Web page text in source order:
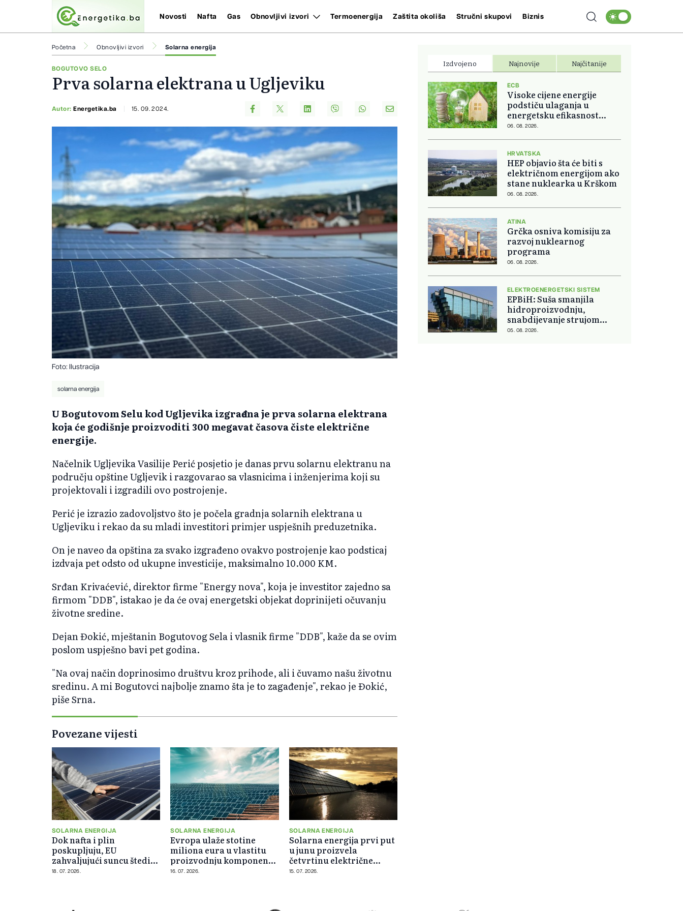
Novosti Nafta Gas Obnovljivi izvori Termoenergija Zaštita okoliša Stručni skupovi Biznis
Početna Obnovljivi izvori Solarna energija
BOGUTOVO SELO
Prva solarna elektrana u Ugljeviku
Autor:Energetika.ba 15. 09. 2024.
Foto: Ilustracija
solarna energija
U Bogutovom Selu kod Ugljevika izgrađena je prva solarna elektrana
koja će godišnje proizvoditi 300 megavat časova čiste električne
energije.
Načelnik Ugljevika Vasilije Perić posjetio je danas prvu solarnu elektranu na
području opštine Ugljevik i razgovarao sa vlasnicima i inženjerima koji su
projektovali i izgradili ovo postrojenje.
Perić je izrazio zadovoljstvo što je počela gradnja solarnih elektrana u
Ugljeviku i rekao da su mladi investitori primjer uspješnih preduzetnika.
On je naveo da opština za svako izgrađeno ovakvo postrojenje kao podsticaj
izdvaja pet odsto od ukupne investicije, maksimalno 10.000 KM.
Srđan Krivaćević, direktor firme "Energy nova", koja je investitor zajedno sa
firmom "DDB", istakao je da će ovaj energetski objekat doprinijeti očuvanju
životne sredine.
Dejan Đokić, mještanin Bogutovog Sela i vlasnik firme "DDB", kaže da se ovim
poslom uspješno bavi pet godina.
"Na ovaj način doprinosimo društvu kroz prihode, ali i čuvamo našu životnu
sredinu. A mi Bogutovci najbolje znamo šta je to zagađenje", rekao je Đokić,
piše Srna.
Povezane vijesti
SOLARNA ENERGIJA
Dok nafta i plin
poskupljuju, EU
zahvaljujući suncu štedi
milijarde
18. 07. 2026.
SOLARNA ENERGIJA
Evropa ulaže stotine
miliona eura u vlastitu
proizvodnju komponenti
za solarne panele
16. 07. 2026.
SOLARNA ENERGIJA
Solarna energija prvi put
u junu proizvela
četvrtinu električne
energije u EU
15. 07. 2026.
Izdvojeno Najnovije Najčitanije
ECB
Visoke cijene energije
podstiču ulaganja u
energetsku efikasnost
domova
06. 08. 2026.
HRVATSKA
HEP objavio šta će biti s
električnom energijom ako
stane nuklearka u Krškom
06. 08. 2026.
ATINA
Grčka osniva komisiju za
razvoj nuklearnog
programa
06. 08. 2026.
ELEKTROENERGETSKI SISTEM
EPBiH: Suša smanjila
hidroproizvodnju,
snabdijevanje strujom
ostaje stabilno
05. 08. 2026.